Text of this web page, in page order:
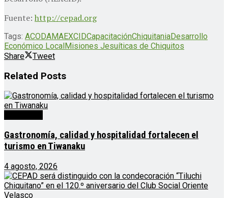
Fuente: http://cepad.org
Tags: ACODAMAEXCIDCapacitaciónChiquitaniaDesarrollo
Económico LocalMisiones Jesuíticas de Chiquitos
Share
Tweet
Related Posts
Gastronomía, calidad y hospitalidad fortalecen el
turismo en Tiwanaku
4 agosto, 2026